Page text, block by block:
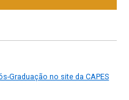
Graduação no site da CAPES